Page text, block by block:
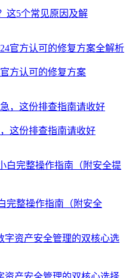
这5个常见原因及解
方认可的修复方案
这份排查指南请收好
完整操作指南（附安全